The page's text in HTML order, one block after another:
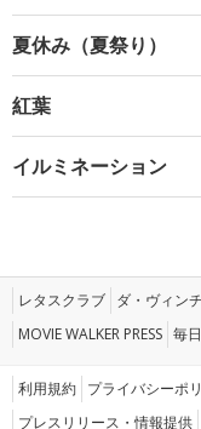
夏休み（夏祭り）
紅葉
イルミネーション
レタスクラブ ダ・ヴィン
MOVIE WALKER PRESS 毎
利用規約 プライバシーポ
プレスリリース・情報提供